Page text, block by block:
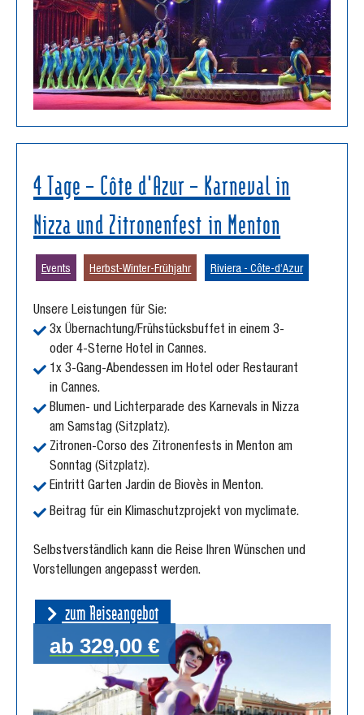
4 Tage – Côte d'Azur – Karneval in
Nizza und Zitronenfest in Menton
Events Herbst-Winter-Frühjahr Riviera - Côte-d‘Azur
Unsere Leistungen für Sie:
3x Übernachtung/Frühstücksbuffet in einem 3-
oder 4-Sterne Hotel in Cannes.
1x 3-Gang-Abendessen im Hotel oder Restaurant
in Cannes.
Blumen- und Lichterparade des Karnevals in Nizza
am Samstag (Sitzplatz).
Zitronen-Corso des Zitronenfests in Menton am
Sonntag (Sitzplatz).
Eintritt Garten Jardin de Biovès in Menton.
Beitrag für ein Klimaschutzprojekt von myclimate.
Selbstverständlich kann die Reise Ihren Wünschen und
Vorstellungen angepasst werden.
zum Reiseangebot
ab 329,00 €